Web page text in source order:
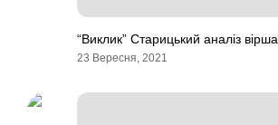
“Виклик” Старицький аналіз вірша
23 Вересня, 2021